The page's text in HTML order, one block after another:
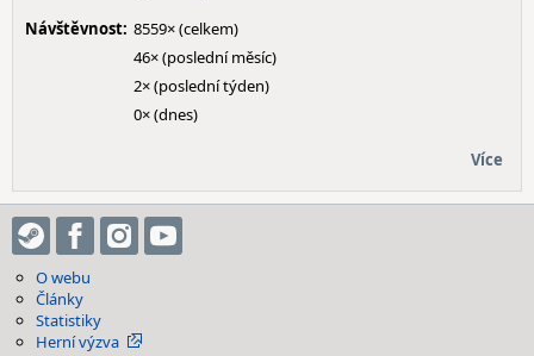
Návštěvnost: 8559× (celkem)
46× (poslední měsíc)
2× (poslední týden)
0× (dnes)
Více
O webu
Články
Statistiky
Herní výzva